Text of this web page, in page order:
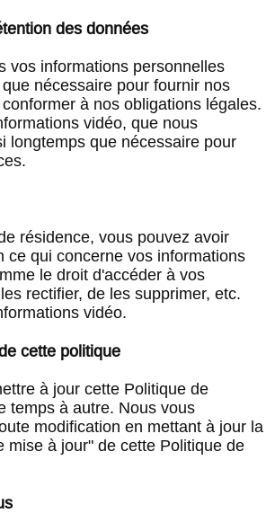
des données
vos informations personnelles
nécessaire pour fournir nos
à nos obligations légales.
vidéo, que nous
longtemps que nécessaire pour
résidence, vous pouvez avoir
ce qui concerne vos informations
le droit d'accéder à vos
rectifier, de les supprimer, etc.
vidéo.
cette politique
à jour cette Politique de
temps à autre. Nous vous
modification en mettant à jour la
mise à jour" de cette Politique de